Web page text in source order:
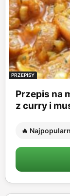
PRZEPISY
Przepis na
z curry i
🔥